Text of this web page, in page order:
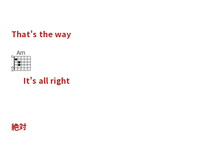
That's theway
Am
It's all right
絶対